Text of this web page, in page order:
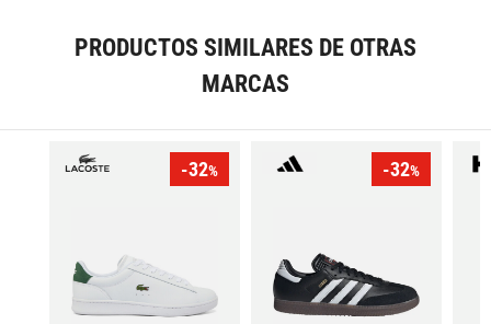
PRODUCTOS SIMILARES DE OTRAS
MARCAS
-32% -32%